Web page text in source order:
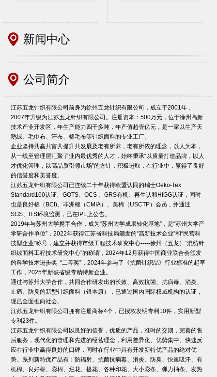
新闻中心
公司简介
江苏五龙针织有限公司前身为徐州五龙针织有限公司，成立于2001年，
2007年升级为江苏五龙针织有限公司。注册资本：500万元，位于徐州高新
技术产业开发区，年生产能力四千多吨，年产值超壹亿元，是一家以生产天
鹅绒、毛巾布、汗布、棉毛布等针织面料的专业工厂。
企业坚持共赢共富共提升共发展及老有所养，老有所依的理念，以人为本，
从一线至管理层汇聚了业内最优秀的人才，始终秉承“以质量打造品牌，以人
才优化管理，以高品质引领市场”的方针，积极进取，在行业中，赢得了良好
的信誉度和美誉度。
江苏五龙针织有限公司已连续二十年获得欧盟认同的瑞士Oeko-Tex
Standard100认证、GOTS、OCS 、GRS有机、再生认和HIGG认证，同时
也是良好棉（BCI)、非洲棉（CMIA）、美棉（USCTP）会员，并通过
SGS、ITS环境监测，已在IPE上公告。
2019年与苏州大学携手合作，成为“苏州大学成果转化基地”，是“苏州大学产
学研合作单位”，2022年获得江苏省科技局颁发的“高新技术企业”和“民营科
技型企业”称号，建立并获得市级工程技术研究中心-----徐州（五龙）“混纺针
织绒面料工程技术研究中心”的称谓，2024年12月获得中国商业联合会颁发
的科学技术进步奖 “二等奖”，2024年参与了《抗菌针织品》行业标准的起草
工作，2025年新获省级专精特新企业。
通过与苏州大学合作，共同合作研发出的长效、高效抗菌、抗病毒、消炎、
止痛、防臭的新型针织面料（银本康），已通过国内国际权威机构的认证，
现已全面推向社会。
江苏五龙针织有限公司拥有注册商标4个，已授权发明专利10件，实用新型
专利23件。
江苏五龙针织有限公司以良好的信誉，优质的产品，准时的交期，完善的售
后服务，现代化的管理和先进的经营理念，利用差异化、优势集中、快速反
应在行业中赢得良好的口碑，同时在行业中具有开发新特优产品的绝对优
势。系列新特优产品有：防辐射、抗菌抗病毒、消炎、防臭、快速吸汗、有
机棉、良好棉、彩棉、烂花、提花、各种印花、大小彩条、弹力抽条、发热